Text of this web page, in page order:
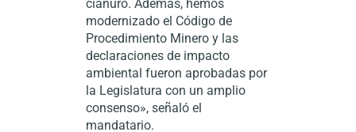
cianuro. Además, hemos
modernizado el Código de
Procedimiento Minero y las
declaraciones de impacto
ambiental fueron aprobadas por
la Legislatura con un amplio
consenso», señaló el
mandatario.